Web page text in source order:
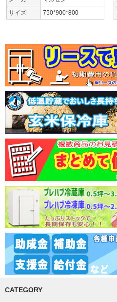
サイズ
750*900*800
CATEGORY